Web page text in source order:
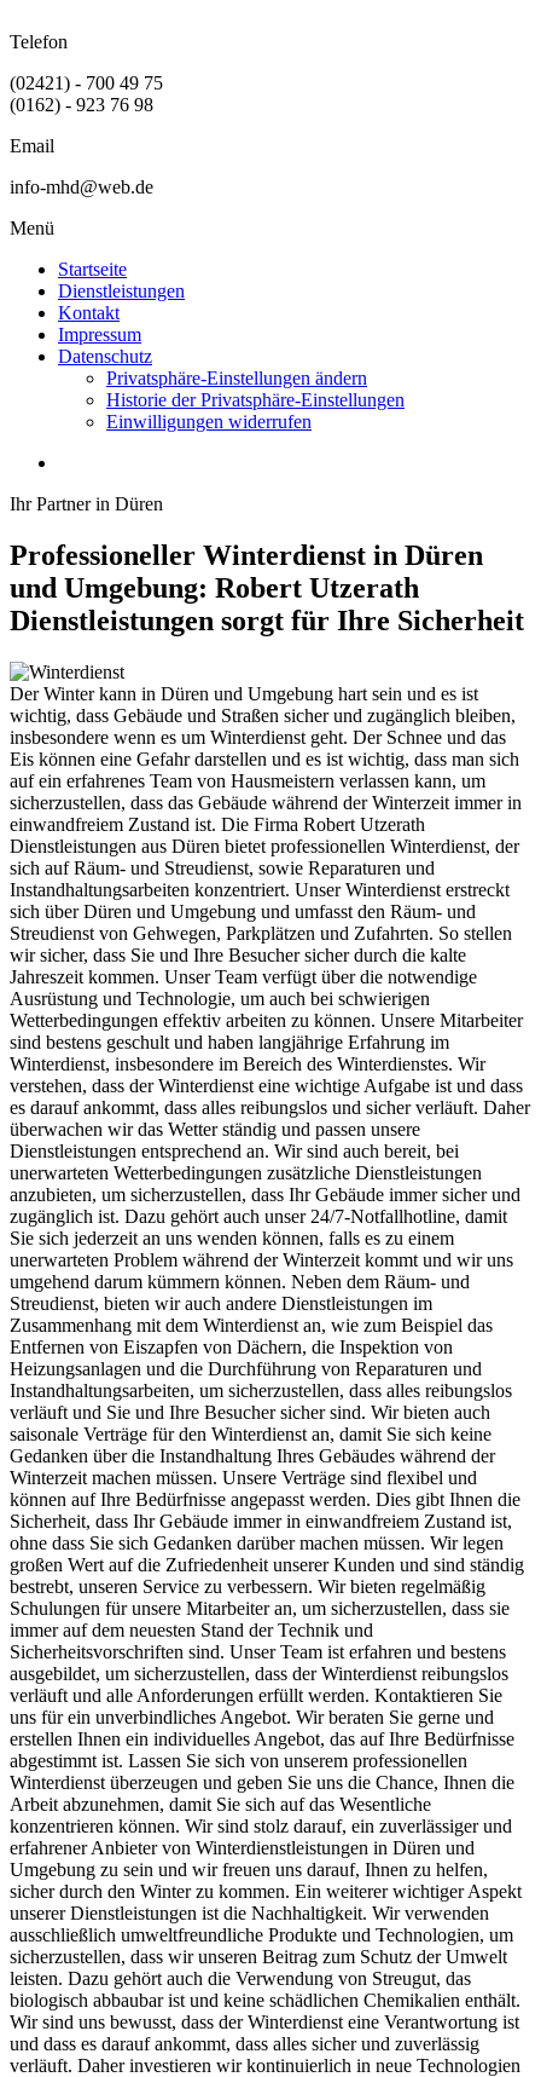
Telefon
(02421) - 700 49 75
(0162) - 923 76 98
Email
info-mhd@web.de
Menü
Startseite
Dienstleistungen
Kontakt
Impressum
Datenschutz
Privatsphäre-Einstellungen ändern
Historie der Privatsphäre-Einstellungen
Einwilligungen widerrufen
Ihr Partner in Düren
Professioneller Winterdienst in Düren
und Umgebung: Robert Utzerath
Dienstleistungen sorgt für Ihre Sicherheit
Der Winter kann in Düren und Umgebung hart sein und es ist
wichtig, dass Gebäude und Straßen sicher und zugänglich bleiben,
insbesondere wenn es um Winterdienst geht. Der Schnee und das
Eis können eine Gefahr darstellen und es ist wichtig, dass man sich
auf ein erfahrenes Team von Hausmeistern verlassen kann, um
sicherzustellen, dass das Gebäude während der Winterzeit immer in
einwandfreiem Zustand ist. Die Firma Robert Utzerath
Dienstleistungen aus Düren bietet professionellen Winterdienst, der
sich auf Räum- und Streudienst, sowie Reparaturen und
Instandhaltungsarbeiten konzentriert. Unser Winterdienst erstreckt
sich über Düren und Umgebung und umfasst den Räum- und
Streudienst von Gehwegen, Parkplätzen und Zufahrten. So stellen
wir sicher, dass Sie und Ihre Besucher sicher durch die kalte
Jahreszeit kommen. Unser Team verfügt über die notwendige
Ausrüstung und Technologie, um auch bei schwierigen
Wetterbedingungen effektiv arbeiten zu können. Unsere Mitarbeiter
sind bestens geschult und haben langjährige Erfahrung im
Winterdienst, insbesondere im Bereich des Winterdienstes. Wir
verstehen, dass der Winterdienst eine wichtige Aufgabe ist und dass
es darauf ankommt, dass alles reibungslos und sicher verläuft. Daher
überwachen wir das Wetter ständig und passen unsere
Dienstleistungen entsprechend an. Wir sind auch bereit, bei
unerwarteten Wetterbedingungen zusätzliche Dienstleistungen
anzubieten, um sicherzustellen, dass Ihr Gebäude immer sicher und
zugänglich ist. Dazu gehört auch unser 24/7-Notfallhotline, damit
Sie sich jederzeit an uns wenden können, falls es zu einem
unerwarteten Problem während der Winterzeit kommt und wir uns
umgehend darum kümmern können. Neben dem Räum- und
Streudienst, bieten wir auch andere Dienstleistungen im
Zusammenhang mit dem Winterdienst an, wie zum Beispiel das
Entfernen von Eiszapfen von Dächern, die Inspektion von
Heizungsanlagen und die Durchführung von Reparaturen und
Instandhaltungsarbeiten, um sicherzustellen, dass alles reibungslos
verläuft und Sie und Ihre Besucher sicher sind. Wir bieten auch
saisonale Verträge für den Winterdienst an, damit Sie sich keine
Gedanken über die Instandhaltung Ihres Gebäudes während der
Winterzeit machen müssen. Unsere Verträge sind flexibel und
können auf Ihre Bedürfnisse angepasst werden. Dies gibt Ihnen die
Sicherheit, dass Ihr Gebäude immer in einwandfreiem Zustand ist,
ohne dass Sie sich Gedanken darüber machen müssen. Wir legen
großen Wert auf die Zufriedenheit unserer Kunden und sind ständig
bestrebt, unseren Service zu verbessern. Wir bieten regelmäßig
Schulungen für unsere Mitarbeiter an, um sicherzustellen, dass sie
immer auf dem neuesten Stand der Technik und
Sicherheitsvorschriften sind. Unser Team ist erfahren und bestens
ausgebildet, um sicherzustellen, dass der Winterdienst reibungslos
verläuft und alle Anforderungen erfüllt werden. Kontaktieren Sie
uns für ein unverbindliches Angebot. Wir beraten Sie gerne und
erstellen Ihnen ein individuelles Angebot, das auf Ihre Bedürfnisse
abgestimmt ist. Lassen Sie sich von unserem professionellen
Winterdienst überzeugen und geben Sie uns die Chance, Ihnen die
Arbeit abzunehmen, damit Sie sich auf das Wesentliche
konzentrieren können. Wir sind stolz darauf, ein zuverlässiger und
erfahrener Anbieter von Winterdienstleistungen in Düren und
Umgebung zu sein und wir freuen uns darauf, Ihnen zu helfen,
sicher durch den Winter zu kommen. Ein weiterer wichtiger Aspekt
unserer Dienstleistungen ist die Nachhaltigkeit. Wir verwenden
ausschließlich umweltfreundliche Produkte und Technologien, um
sicherzustellen, dass wir unseren Beitrag zum Schutz der Umwelt
leisten. Dazu gehört auch die Verwendung von Streugut, das
biologisch abbaubar ist und keine schädlichen Chemikalien enthält.
Wir sind uns bewusst, dass der Winterdienst eine Verantwortung ist
und dass es darauf ankommt, dass alles sicher und zuverlässig
verläuft. Daher investieren wir kontinuierlich in neue Technologien